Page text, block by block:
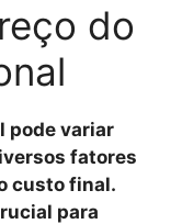
do
pode variar
fatores
custo final.
para